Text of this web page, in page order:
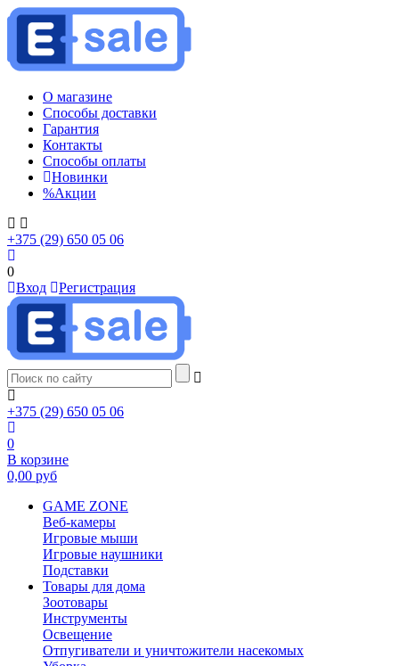
О магазине
Способы доставки
Гарантия
Контакты
Способы оплаты
Новинки
%Акции
+375 (29) 650 05 06
0
Вход
Регистрация
+375 (29) 650 05 06
0
В корзине
0,00 руб
GAME ZONE
Веб-камеры
Игровые мыши
Игровые наушники
Подставки
Товары для дома
Зоотовары
Инструменты
Освещение
Отпугиватели и уничтожители насекомых